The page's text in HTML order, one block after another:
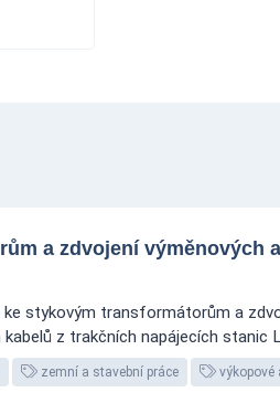
a zdvojení výměnových
stykovým transformátorům a
z trakčních napájecích stanic
zemní a stavební práce výkopové